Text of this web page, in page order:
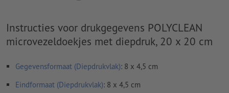
Instructies voor drukgegevens POLYCLEAN
microvezeldoekjes met diepdruk, 20 x 20 cm
Gegevensformaat (Diepdrukvlak): 8 x 4,5 cm
Eindformaat (Diepdrukvlak): 8 x 4,5 cm